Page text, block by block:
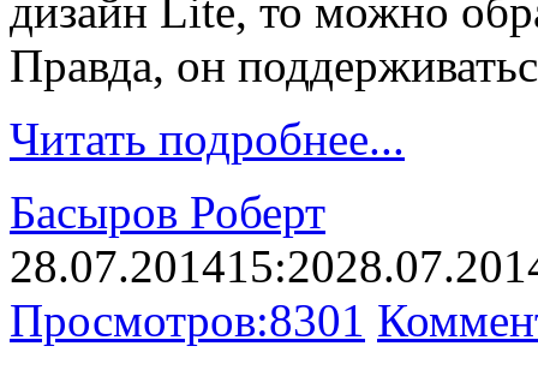
дизайн Lite, то можно
Правда, он
Читать подробнее...
Басыров Роберт
28.07.201415:20
Просмотров:8301